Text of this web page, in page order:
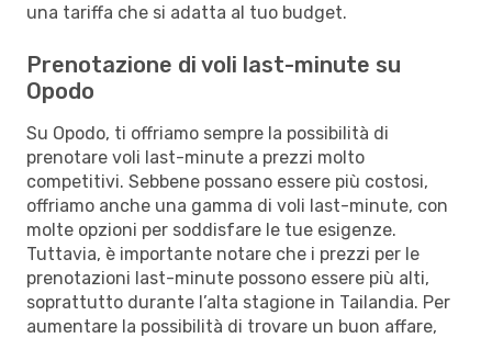
una tariffa che si adatta al tuo budget.
Prenotazione di voli last-minute su
Opodo
Su Opodo, ti offriamo sempre la possibilità di
prenotare voli last-minute a prezzi molto
competitivi. Sebbene possano essere più costosi,
offriamo anche una gamma di voli last-minute, con
molte opzioni per soddisfare le tue esigenze.
Tuttavia, è importante notare che i prezzi per le
prenotazioni last-minute possono essere più alti,
soprattutto durante l’alta stagione in Tailandia. Per
aumentare la possibilità di trovare un buon affare,